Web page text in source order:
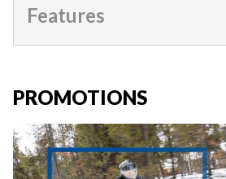
Features
PROMOTIONS